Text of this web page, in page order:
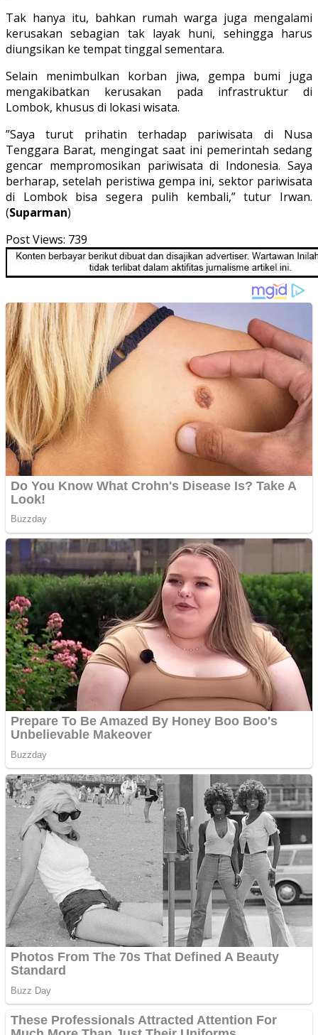
Tak hanya itu, bahkan rumah warga juga mengalami
kerusakan sebagian tak layak huni, sehingga harus
diungsikan ke tempat tinggal sementara.
Selain menimbulkan korban jiwa, gempa bumi juga
mengakibatkan kerusakan pada infrastruktur di
Lombok, khusus di lokasi wisata.
”Saya turut prihatin terhadap pariwisata di Nusa
Tenggara Barat, mengingat saat ini pemerintah sedang
gencar mempromosikan pariwisata di Indonesia. Saya
berharap, setelah peristiwa gempa ini, sektor pariwisata
di Lombok bisa segera pulih kembali,” tutur Irwan.
(Suparman)
Post Views: 739